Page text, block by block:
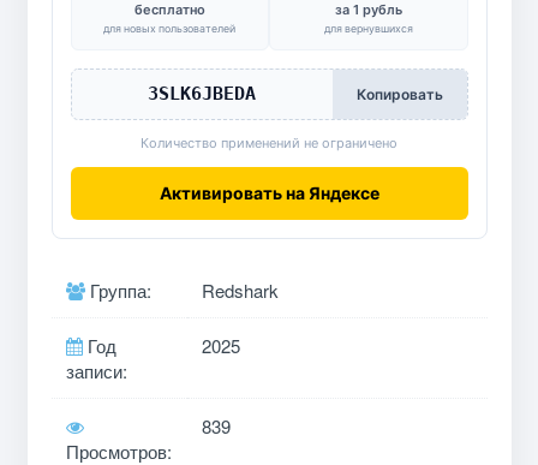
бесплатно
для новых пользователей
за 1 рубль
для вернувшихся
3SLK6JBEDA Копировать
Количество применений не ограничено
Активировать на Яндексе
Группа: Redshark
Год
записи:
2025
Просмотров:
839